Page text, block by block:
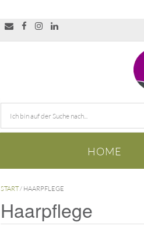
HOME
START/ HAARPFLEGE
Haarpflege